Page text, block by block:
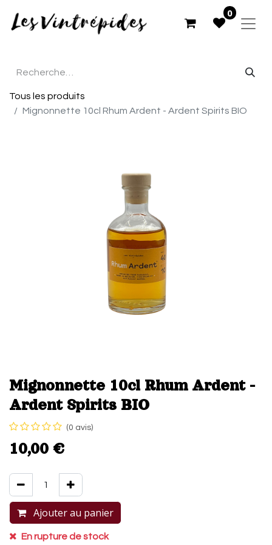
0
Tous les produits
Mignonnette 10cl Rhum Ardent - Ardent Spirits BIO
Mignonnette 10cl Rhum Ardent -
Ardent Spirits BIO
(0 avis)
10,00 €
Ajouter au panier
En rupture de stock